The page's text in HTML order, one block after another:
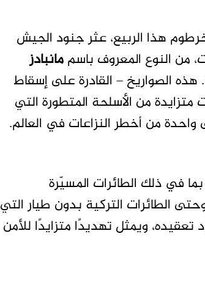
هذا الربيع، عثر جنود الجيش
من النوع المعروف باسممانبادز
الصواريخ – القادرة على إسقاط
من الأسلحة المتطورة التي
واحدة من أخطر النزاعات في العالم.
في ذلك الطائرات المسيّرة
الطائرات التركية بدون طيار التي
ويمثل تهديدًا متزايدًا للأمن